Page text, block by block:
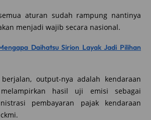
aturan sudah rampung nantinya
menjadi wajib secara nasional.
Daihatsu Sirion Layak Jadi Pilihan
output-nya adalah kendaraan
hasil uji emisi sebagai
pembayaran pajak kendaraan